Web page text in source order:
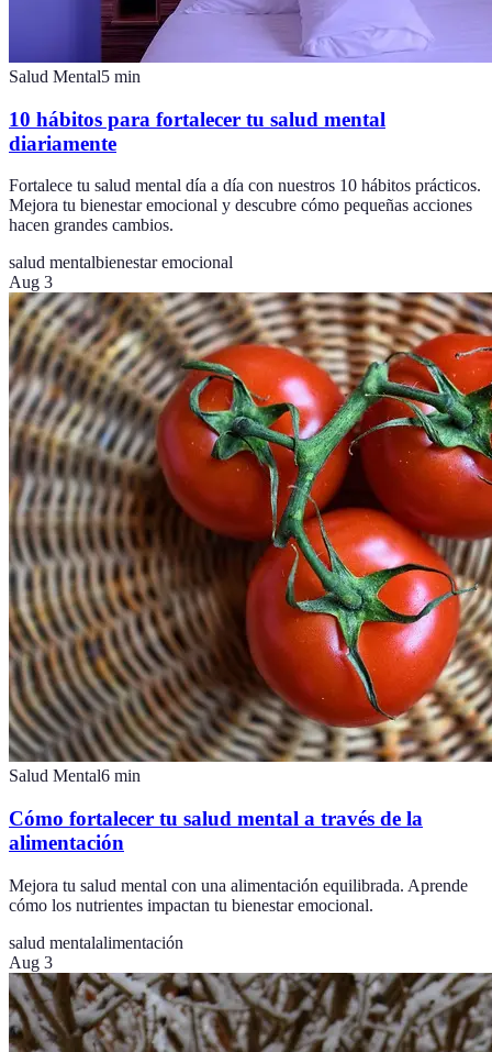
Salud Mental5 min
10 hábitos para fortalecer tu salud mental
diariamente
Fortalece tu salud mental día a día con nuestros 10 hábitos prácticos.
Mejora tu bienestar emocional y descubre cómo pequeñas acciones
hacen grandes cambios.
salud mentalbienestar emocional
Aug 3
Salud Mental6 min
Cómo fortalecer tu salud mental a través de la
alimentación
Mejora tu salud mental con una alimentación equilibrada. Aprende
cómo los nutrientes impactan tu bienestar emocional.
salud mentalalimentación
Aug 3